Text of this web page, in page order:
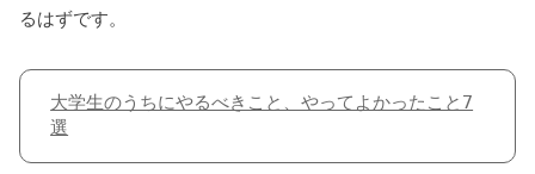
るはずです。
大学生のうちにやるべきこと、やってよかったこと7
選